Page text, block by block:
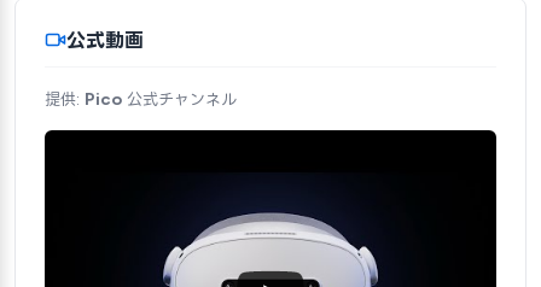
公式動画
提供: Pico 公式チャンネル